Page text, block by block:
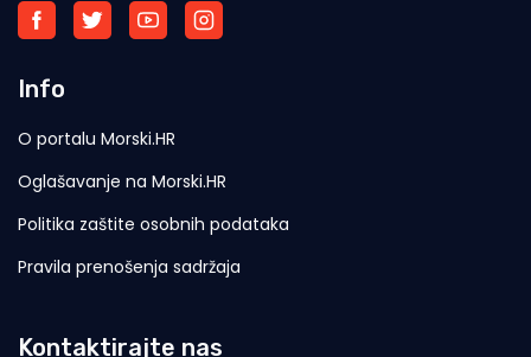
Info
O portalu Morski.HR
Oglašavanje na Morski.HR
Politika zaštite osobnih podataka
Pravila prenošenja sadržaja
Kontaktirajte nas